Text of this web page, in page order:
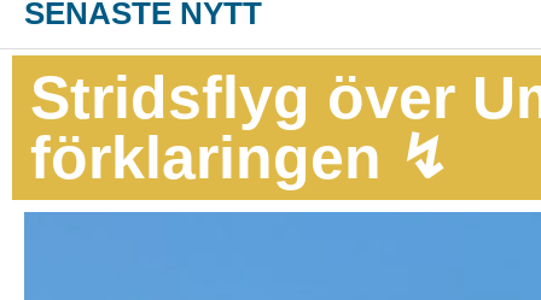
SENASTE NYTT
Stridsflyg över
förklaringen ↯